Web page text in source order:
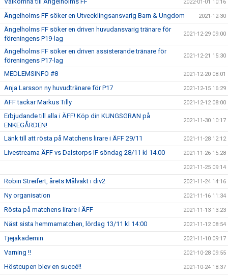
2022-01-01 10:16
Ängelholms FF söker en Utvecklingsansvarig Barn & Ungdom 2021-12-30
Ängelholms FF söker en driven huvudansvarig tränare för
föreningens P19-lag
2021-12-29 09:00
Ängelholms FF söker en driven assisterande tränare för
föreningens P17-lag
2021-12-21 15:30
MEDLEMSINFO #8 2021-12-20 08:01
Anja Larsson ny huvudtränare för P17 2021-12-15 16:29
ÄFF tackar Markus Tilly 2021-12-12 08:00
Erbjudande till alla i ÄFF! Köp din KUNGSGRAN på
ENKEGÅRDEN!
2021-11-30 10:17
Länk till att rösta på Matchens lirare i ÄFF 29/11 2021-11-28 12:12
Livestreama ÄFF vs Dalstorps IF söndag 28/11 kl 14.00 2021-11-26 15:28
2021-11-25 09:14
Robin Streifert, årets Målvakt i div2 2021-11-24 14:16
Ny organisation 2021-11-16 11:34
Rösta på matchens lirare i ÄFF 2021-11-13 13:23
Näst sista hemmamatchen, lördag 13/11 kl 14:00 2021-11-12 08:54
Tjejakademin 2021-11-10 09:17
Varning !! 2021-10-28 09:55
Höstcupen blev en succé!! 2021-10-24 18:37